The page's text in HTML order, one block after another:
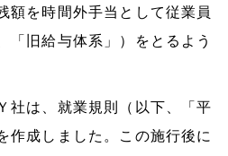
額を時間外手当として従業員
「旧給与体系」）をとるよう
社は、就業規則（以下、「平
作成しました。この施行後に